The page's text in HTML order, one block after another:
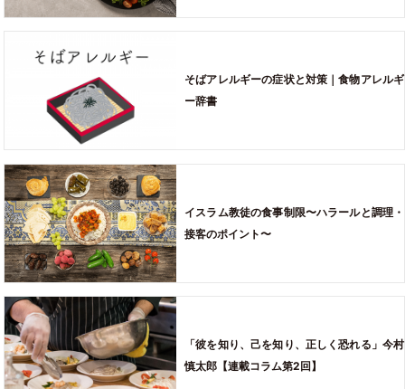
そばアレルギーの症状と対策｜食物アレルギ
ー辞書
イスラム教徒の食事制限〜ハラールと調理・
接客のポイント〜
「彼を知り、己を知り、正しく恐れる」今村
慎太郎【連載コラム第2回】